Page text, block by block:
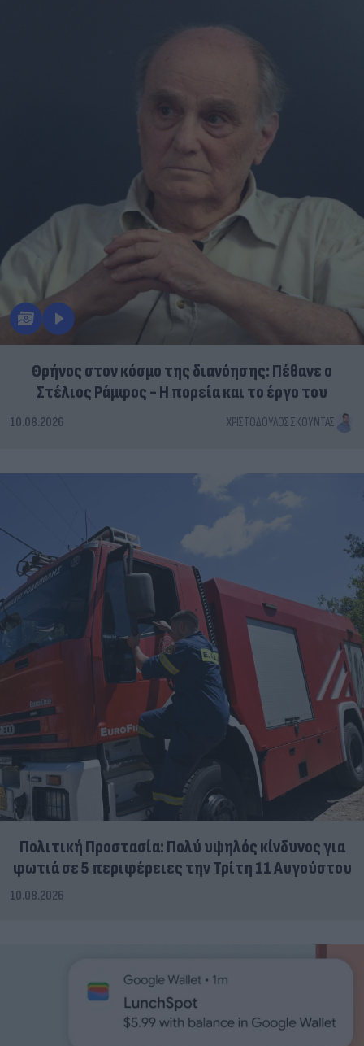
Θρήνος στον κόσμο της διανόησης: Πέθανε ο
Στέλιος Ράμφος - Η πορεία και το έργο του
10.08.2026 ΧΡΙΣΤΌΔΟΥΛΟΣ ΣΚΟΎΝΤΑΣ
Πολιτική Προστασία: Πολύ υψηλός κίνδυνος για
φωτιά σε 5 περιφέρειες την Τρίτη 11 Αυγούστου
10.08.2026